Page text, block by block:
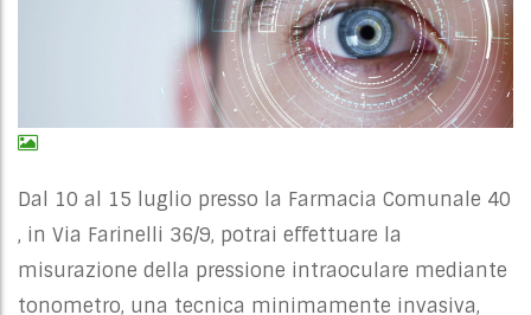
Dal 10 al 15 luglio presso la Farmacia Comunale 40
, in Via Farinelli 36/9, potrai effettuare la
misurazione della pressione intraoculare mediante
tonometro, una tecnica minimamente invasiva,